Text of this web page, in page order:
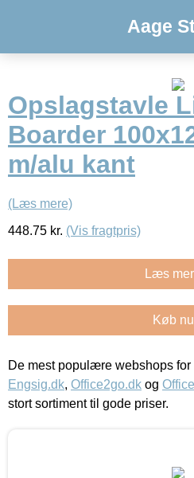
Aage
Opslagstavle
Boarder
m/alu kant
(Læs mere)
448.75 kr. (Vis fragtpris)
Læs
Køb
De mest populære webshops
Engsig.dk, Office2go.dk og
stort sortiment til gode priser.